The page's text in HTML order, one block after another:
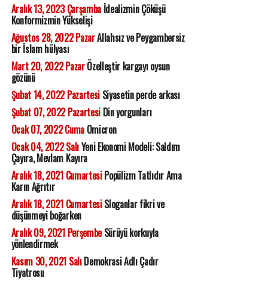
Aralık 13, 2023 Çarşambaİdealizmin Çöküşü
Konformizmin Yükselişi
Ağustos 28, 2022 PazarAllahsız ve Peygambersiz
bir İslam hülyası
Mart 20, 2022 PazarÖzelleştir kargayı oysun
gözünü
Şubat 14, 2022 PazartesiSiyasetin perde arkası
Şubat 07, 2022 PazartesiDin yorgunları
Ocak 07, 2022 CumaOmicron
Ocak 04, 2022 SalıYeni Ekonomi Modeli: Saldım
Çayıra, Mevlam Kayıra
Aralık 18, 2021 CumartesiPopülizm Tatlıdır Ama
Karın Ağrıtır
Aralık 18, 2021 CumartesiSloganlar fikri ve
düşünmeyi boğarken
Aralık 09, 2021 PerşembeSürüyü korkuyla
yönlendirmek
Kasım 30, 2021 SalıDemokrasi Adlı Çadır
Tiyatrosu